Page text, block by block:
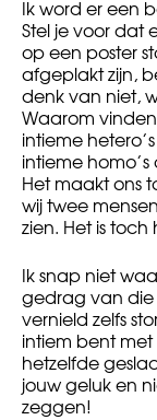
Ik word er een
Stel je voor dat
op een poster
afgeplakt zijn,
denk van niet,
Waarom
intieme
intieme homo’s
Het maakt ons
wij twee
zien. Het is
Ik snap niet
gedrag van die
vernield zelfs
intiem bent
hetzelfde
jouw geluk en
zeggen!